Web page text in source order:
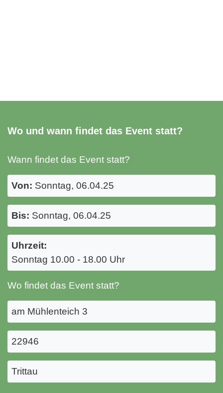
Wo und wann findet das Event statt?
Wann findet das Event statt?
Von: Sonntag, 06.04.25
Bis: Sonntag, 06.04.25
Uhrzeit:
Sonntag 10.00 - 18.00 Uhr
Wo findet das Event statt?
am Mühlenteich 3
22946
Trittau